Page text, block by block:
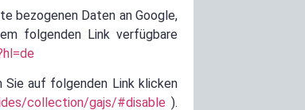
bezogenen Daten an Google,
folgenden Link verfügbare
Sie auf folgenden Link klicken
collection/gajs/#disable ).